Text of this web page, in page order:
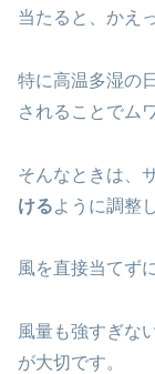
当たると、かえ
特に高温多湿の
されることでム
そんなときは、
けるように調整
風を直接当てず
風量も強すぎな
が大切です。